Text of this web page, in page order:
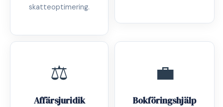
skatteoptimering.
⚖️
Affärsjuridik
💼
Bokföringshjälp